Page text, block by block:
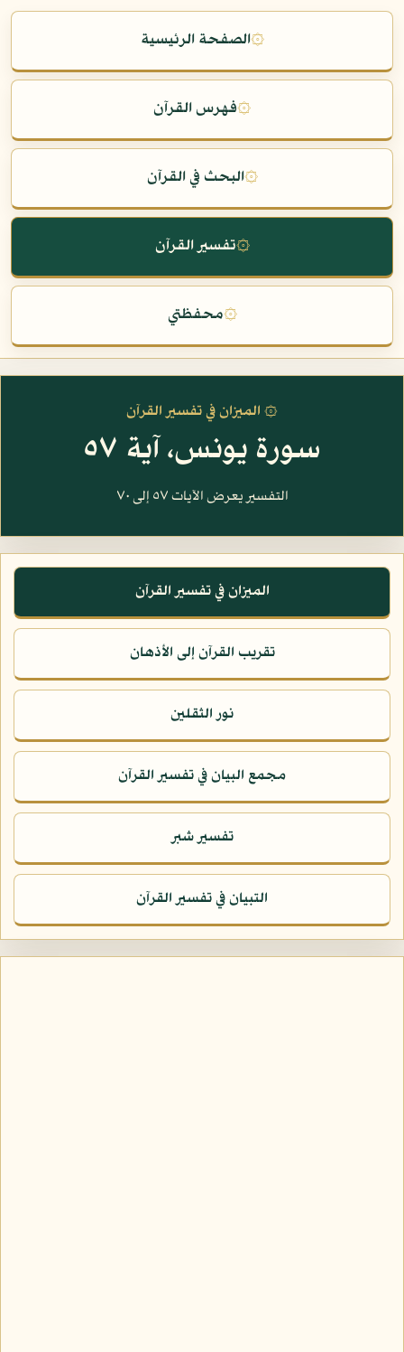
۞الصفحة الرئيسية
۞فهرس القرآن
۞البحث في القرآن
۞تفسير القرآن
۞محفظتي
۞ الميزان في تفسير القرآن
سورة يونس، آية ٥٧
التفسير يعرض الآيات ٥٧ إلى ٧٠
الميزان في تفسير القرآن
تقريب القرآن إلى الأذهان
نور الثقلين
مجمع البيان في تفسير القرآن
تفسير شبر
التبيان في تفسير القرآن